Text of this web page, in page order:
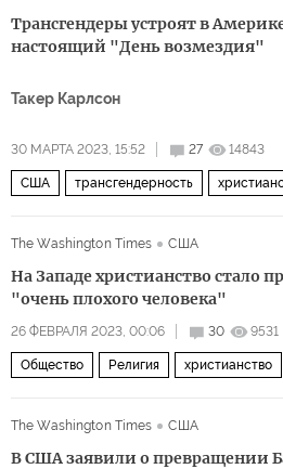
Трансгендеры устроят в
настоящий "День возмездия"
Такер Карлсон
30 МАРТА 2023, 15:52 27 14843
США трансгендерность
The Washington Times
США
На Западе христианство стало
"очень плохого человека"
26 ФЕВРАЛЯ 2023, 00:06 30 9531
Общество Религия христианство
The Washington Times США
В США заявили о превращении